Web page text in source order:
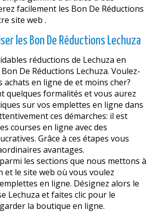
facilement les Bon De Réductions
site web .
les Bon De Réductions Lechuza
réductions de Lechuza en
De Réductions Lechuza. Voulez-
achats en ligne de et moins cher?
quelques formalités et vous aurez
sur vos emplettes en ligne dans
ces démarches: il est
courses en ligne avec des
Grâce à ces étapes vous
avantages.
les sections que nous mettons à
et le site web où vous voulez
en ligne. Désignez alors le
Lechuza et faites clic pour le
la boutique en ligne.